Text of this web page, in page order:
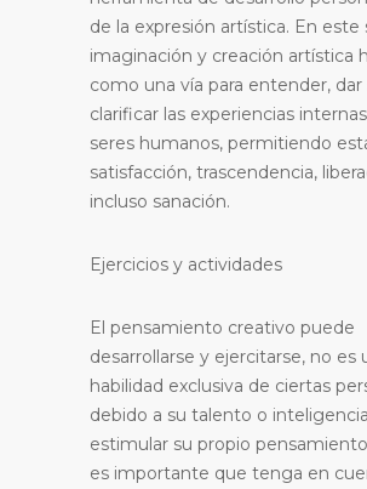
de la expresión artística. En este
imaginación y creación artística
como una vía para entender,
clarificar las experiencias
seres humanos, permitiendo
satisfacción, trascendencia,
incluso sanación.
Ejercicios y actividades
El pensamiento creativo puede
desarrollarse y ejercitarse, no es
habilidad exclusiva de ciertas
debido a su talento o
estimular su propio
es importante que tenga en